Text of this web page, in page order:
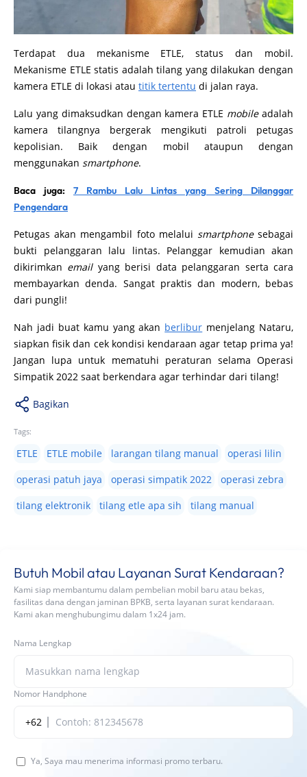
Terdapat dua mekanisme ETLE, status dan mobil.
Mekanisme ETLE statis adalah tilang yang dilakukan dengan
kamera ETLE di lokasi atau titik tertentu di jalan raya.
Lalu yang dimaksudkan dengan kamera ETLE mobileadalah
kamera tilangnya bergerak mengikuti patroli petugas
kepolisian. Baik dengan mobil ataupun dengan
menggunakan smartphone.
Baca juga: 7 Rambu Lalu Lintas yang Sering Dilanggar
Pengendara
Petugas akan mengambil foto melalui smartphonesebagai
bukti pelanggaran lalu lintas. Pelanggar kemudian akan
dikirimkan email yang berisi data pelanggaran serta cara
membayarkan denda. Sangat praktis dan modern, bebas
dari pungli!
Nah jadi buat kamu yang akan berlibur menjelang Nataru,
siapkan fisik dan cek kondisi kendaraan agar tetap prima ya!
Jangan lupa untuk mematuhi peraturan selama Operasi
Simpatik 2022 saat berkendara agar terhindar dari tilang!
Bagikan
Tags:
ETLE ETLE mobile larangan tilang manual
operasi lilin
operasi patuh jaya
operasi simpatik 2022
operasi zebra
tilang elektronik
tilang etle apa sih tilang manual
Butuh Mobil atau Layanan Surat Kendaraan?
Kami siap membantumu dalam pembelian mobil baru atau bekas,
fasilitas dana dengan jaminan BPKB, serta layanan surat kendaraan.
Kami akan menghubungimu dalam 1x24 jam.
Nama Lengkap
Nomor Handphone
+62
Ya, Saya mau menerima informasi promo terbaru.